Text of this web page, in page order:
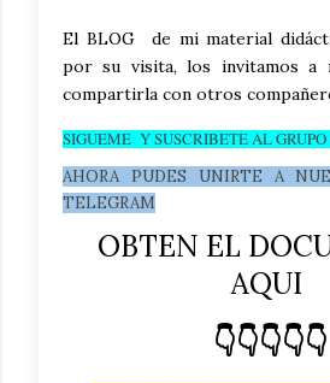
El BLOG de mi material
por su visita, los invitamos a
compartirla con otros
SIGUEME Y SUSCRIBETE AL
AHORA PUDES UNIRTE A
TELEGRAM
OBTEN EL
AQUI
👇👇👇👇👇